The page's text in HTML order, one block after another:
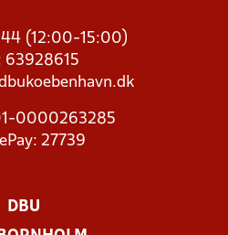
(12:00-15:00)
63928615
0000263285
27739
DBU